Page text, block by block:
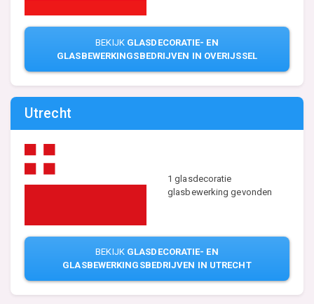
BEKIJK GLASDECORATIE- EN
GLASBEWERKINGSBEDRIJVEN IN OVERIJSSEL
Utrecht
1 glasdecoratie
glasbewerking gevonden
BEKIJK GLASDECORATIE- EN
GLASBEWERKINGSBEDRIJVEN IN UTRECHT